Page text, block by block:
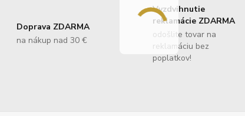
Doprava ZDARMA
na nákup nad 30 €
Vyzdvihnutie
reklamácie ZDARMA
odošlite tovar na
reklamáciu bez
poplatkov!